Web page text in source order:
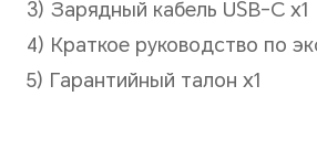
лаборатории
HONOR: время